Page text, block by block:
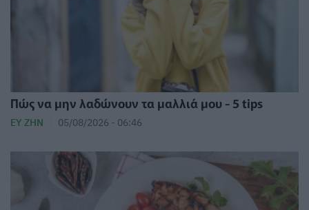
Πώς να μην λαδώνουν τα μαλλιά μου - 5 tips
ΕΥ ΖΗΝ 05/08/2026 - 06:46